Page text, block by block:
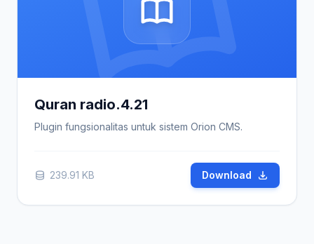
Quran radio.4.21
Plugin fungsionalitas untuk sistem Orion CMS.
239.91 KB Download